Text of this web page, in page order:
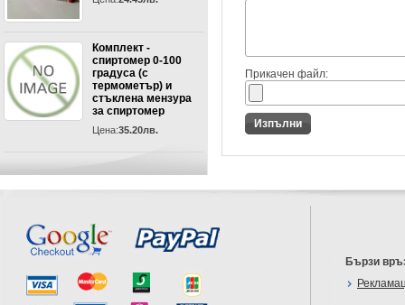
Комплект -
спиртомер 0-100
градуса (с
термометър) и
стъклена мензура
за спиртомер
Цена:35.20лв.
Прикачен файл:
Бързи